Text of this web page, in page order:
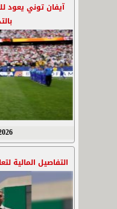
آيفان توني يعود
07/08/
التفاصيل المالية